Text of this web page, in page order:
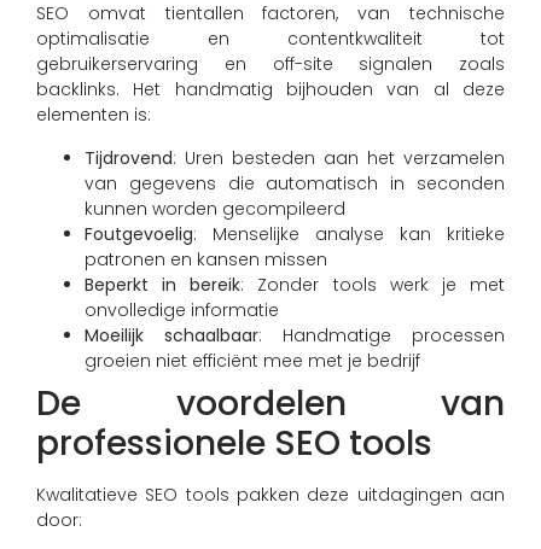
SEO omvat tientallen factoren, van technische
optimalisatie en contentkwaliteit tot
gebruikerservaring en off-site signalen zoals
backlinks. Het handmatig bijhouden van al deze
elementen is:
Tijdrovend: Uren besteden aan het verzamelen
van gegevens die automatisch in seconden
kunnen worden gecompileerd
Foutgevoelig: Menselijke analyse kan kritieke
patronen en kansen missen
Beperkt in bereik: Zonder tools werk je met
onvolledige informatie
Moeilijk schaalbaar: Handmatige processen
groeien niet efficiënt mee met je bedrijf
De voordelen van
professionele SEO tools
Kwalitatieve SEO tools pakken deze uitdagingen aan
door: